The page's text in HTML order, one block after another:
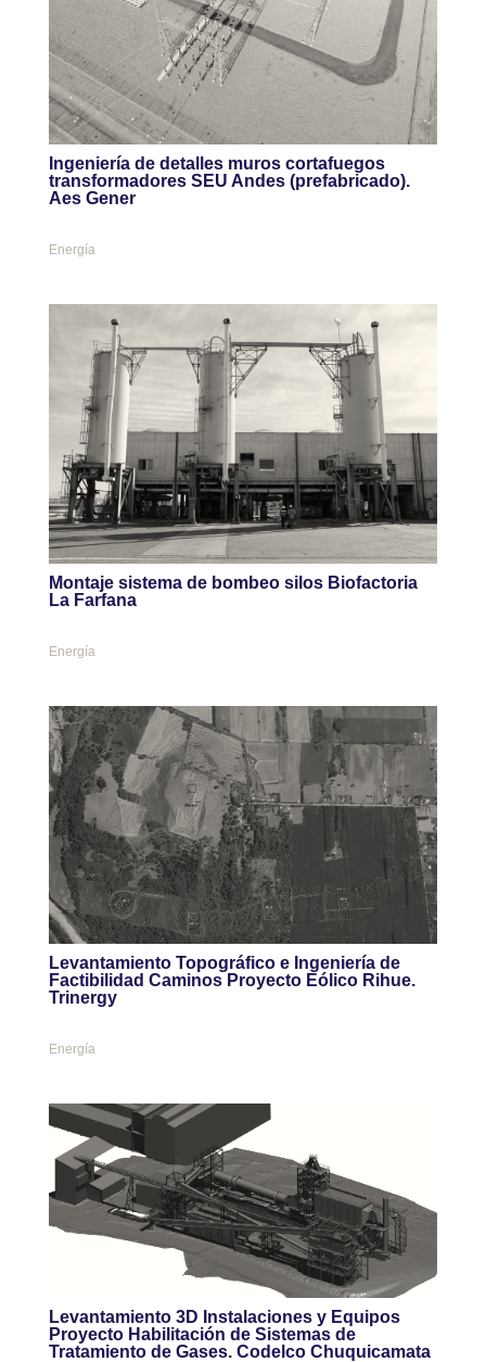
Ingeniería de detalles muros cortafuegos
transformadores SEU Andes (prefabricado).
Aes Gener
Energía
Montaje sistema de bombeo silos Biofactoria
La Farfana
Energía
Levantamiento Topográfico e Ingeniería de
Factibilidad Caminos Proyecto Eólico Rihue.
Trinergy
Energía
Levantamiento 3D Instalaciones y Equipos
Proyecto Habilitación de Sistemas de
Tratamiento de Gases. Codelco Chuquicamata